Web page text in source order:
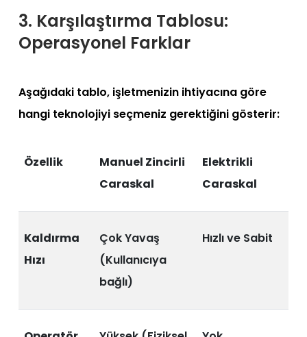
3. Karşılaştırma Tablosu:
Operasyonel Farklar
Aşağıdaki tablo, işletmenizin ihtiyacına göre
hangi teknolojiyi seçmeniz gerektiğini gösterir:
Özellik
Manuel Zincirli
Caraskal
Elektrikli
Caraskal
Kaldırma
Hızı
Çok Yavaş
(Kullanıcıya
bağlı)
Hızlı ve Sabit